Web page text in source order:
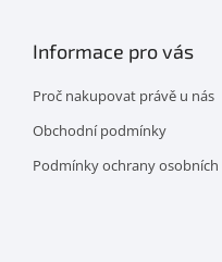
Informace pro vás
Proč nakupovat právě u nás
Obchodní podmínky
Podmínky ochrany osobních